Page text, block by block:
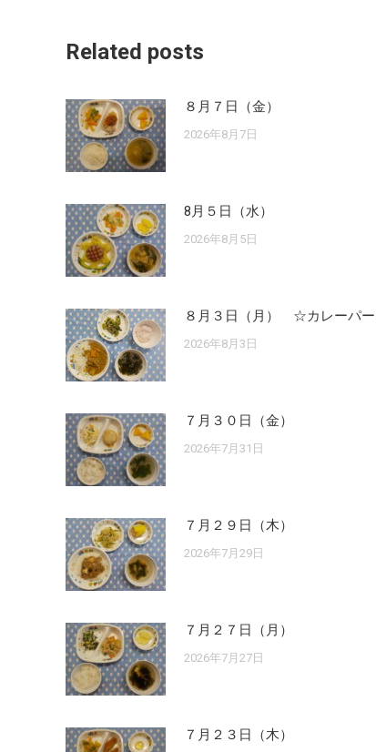
Related posts
８月７日（金）
2026年8月7日
8月５日（水）
2026年8月5日
８月３日（月） ☆カレーパー
2026年8月3日
７月３０日（金）
2026年7月31日
７月２９日（木）
2026年7月29日
７月２７日（月）
2026年7月27日
７月２３日（木）